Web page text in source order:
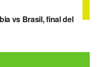
vs Brasil, final del